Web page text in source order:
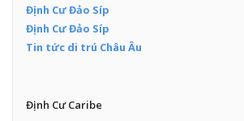
Định Cư Đảo Síp
Định Cư Đảo Síp
Tin tức di trú Châu Âu
Định Cư Caribe